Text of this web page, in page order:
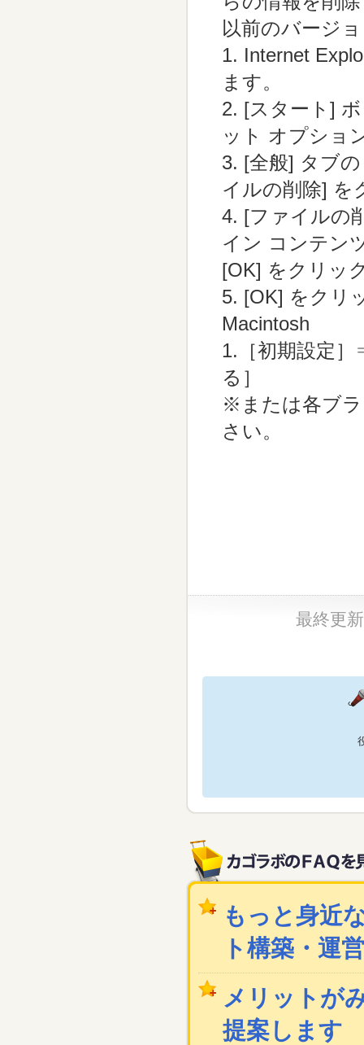
以前のバージ
1. Internet
ます。
2. [スタート]
ット オプショ
3. [全般] タブ
イルの削除] を
4. [ファイルの
イン コンテン
[OK] をクリッ
5. [OK] をクリ
Macintosh
1.［初期設定
る］
※または各ブ
さい。
最終更
もっと身近
ト構築・運
メリットが
提案します